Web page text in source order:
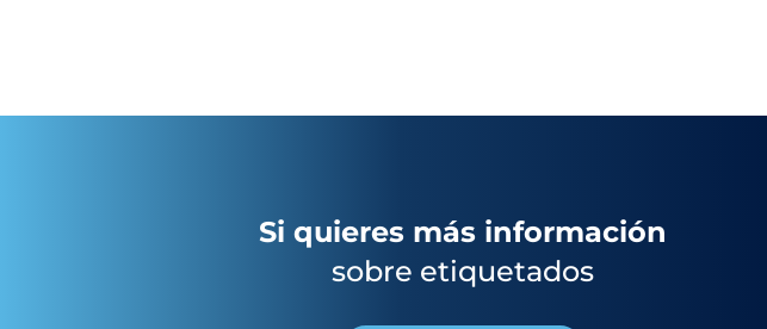
Si quieres más información
sobre etiquetados